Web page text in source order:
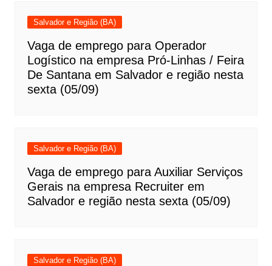
Salvador e Região (BA)
Vaga de emprego para Operador
Logístico na empresa Pró-Linhas / Feira
De Santana em Salvador e região nesta
sexta (05/09)
Salvador e Região (BA)
Vaga de emprego para Auxiliar Serviços
Gerais na empresa Recruiter em
Salvador e região nesta sexta (05/09)
Salvador e Região (BA)